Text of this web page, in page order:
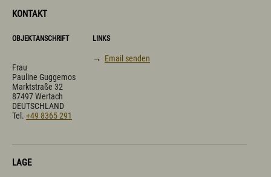
KONTAKT
OBJEKTANSCHRIFT
Frau
Pauline Guggemos
Marktstraße 32
87497 Wertach
DEUTSCHLAND
Tel. +49 8365 291
LINKS
→ Email senden
LAGE